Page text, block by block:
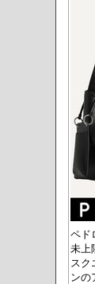
ペド
未上
スク
ンの